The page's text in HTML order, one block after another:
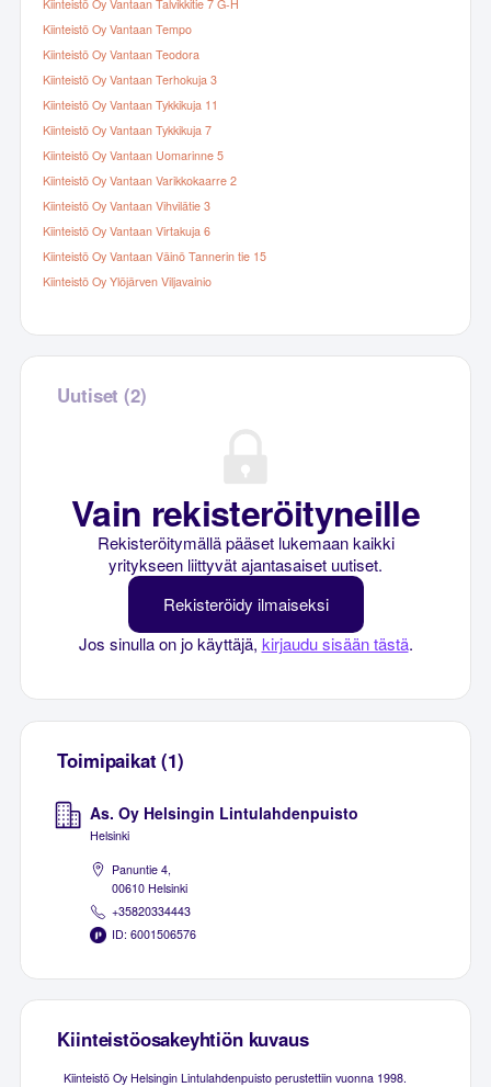
Kiinteistö Oy Vantaan Talvikkitie 7 G-H
Kiinteistö Oy Vantaan Tempo
Kiinteistö Oy Vantaan Teodora
Kiinteistö Oy Vantaan Terhokuja 3
Kiinteistö Oy Vantaan Tykkikuja 11
Kiinteistö Oy Vantaan Tykkikuja 7
Kiinteistö Oy Vantaan Uomarinne 5
Kiinteistö Oy Vantaan Varikkokaarre 2
Kiinteistö Oy Vantaan Vihvilätie 3
Kiinteistö Oy Vantaan Virtakuja 6
Kiinteistö Oy Vantaan Väinö Tannerin tie 15
Kiinteistö Oy Ylöjärven Viljavainio
Uutiset (2)
Vain rekisteröityneille
Rekisteröitymällä pääset lukemaan kaikki
yritykseen liittyvät ajantasaiset uutiset.
Rekisteröidy ilmaiseksi
Jos sinulla on jo käyttäjä, kirjaudu sisään tästä.
Toimipaikat (1)
As. Oy Helsingin Lintulahdenpuisto
Helsinki
Panuntie 4,
00610 Helsinki
+35820334443
ID: 6001506576
Kiinteistöosakeyhtiön kuvaus
Kiinteistö Oy Helsingin Lintulahdenpuisto perustettiin vuonna 1998.